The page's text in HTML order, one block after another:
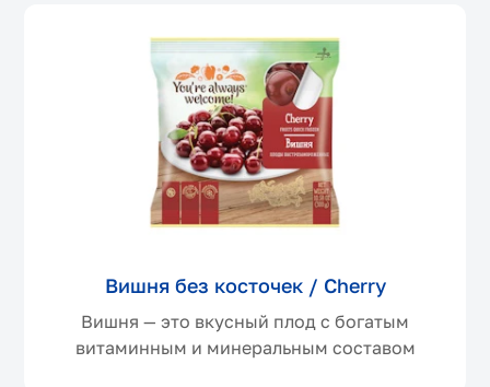
Вишня без косточек / Cherry
Вишня — это вкусный плод с богатым
витаминным и минеральным составом